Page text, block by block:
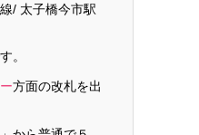
/ 太子橋今市駅
。
方面の改札を出